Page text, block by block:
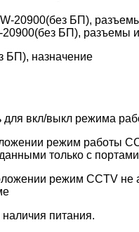
20900(без БП), разъемы
БП), назначение
для вкл/выкл режима
режим работы
только с
режим CCTV не
наличия питания.